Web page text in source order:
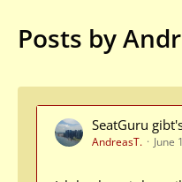
Posts by
SeatGuru
AndreasT. June